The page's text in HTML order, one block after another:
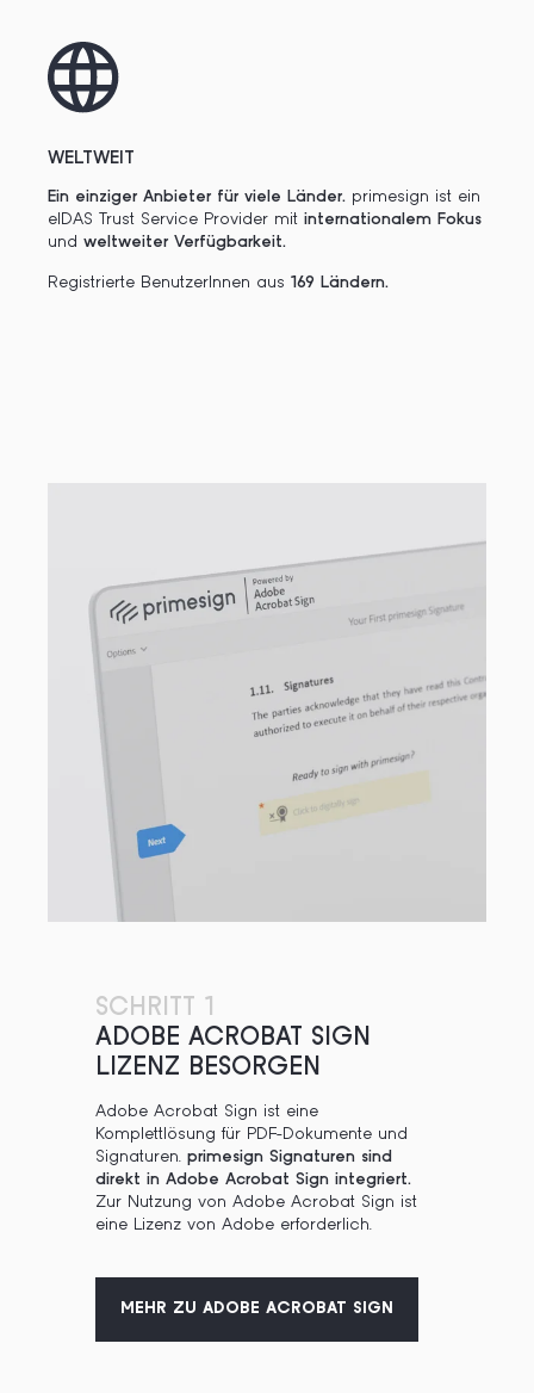
WELTWEIT
Ein einziger Anbieter für viele Länder. primesign ist ein
eIDAS Trust Service Provider mit internationalem Fokus
und weltweiter Verfügbarkeit.
Registrierte BenutzerInnen aus 169 Ländern.
SCHRITT 1
ADOBE ACROBAT SIGN
LIZENZ BESORGEN
Adobe Acrobat Sign ist eine
Komplettlösung für PDF-Dokumente und
Signaturen. primesign Signaturen sind
direkt in Adobe Acrobat Sign integriert.
Zur Nutzung von Adobe Acrobat Sign ist
eine Lizenz von Adobe erforderlich.
MEHR ZU ADOBE ACROBAT SIGN